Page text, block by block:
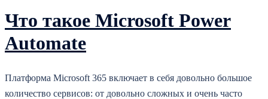
Что такое Microsoft Power
Automate
Платформа Microsoft 365 включает в себя довольно большое
количество сервисов: от довольно сложных и очень часто